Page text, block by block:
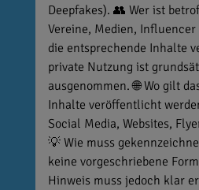
Deepfakes). 👥 Wer ist
Vereine, Medien,
die entsprechende Inhalte
private Nutzung ist
ausgenommen. 🌐 Wo gilt
Inhalte veröffentlicht
Social Media, Websites,
💡 Wie muss
keine vorgeschriebene
Hinweis muss jedoch klar